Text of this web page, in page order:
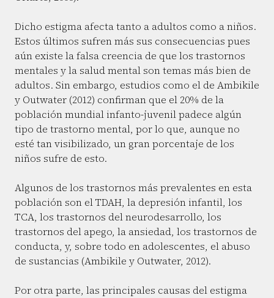
Dicho estigma afecta tanto a adultos como a niños.
Estos últimos sufren más sus consecuencias pues
aún existe la falsa creencia de que los trastornos
mentales y la salud mental son temas más bien de
adultos. Sin embargo, estudios como el de Ambikile
y Outwater (2012) confirman que el 20% de la
población mundial infanto-juvenil padece algún
tipo de trastorno mental, por lo que, aunque no
esté tan visibilizado, un gran porcentaje de los
niños sufre de esto.
Algunos de los trastornos más prevalentes en esta
población son el TDAH, la depresión infantil, los
TCA, los trastornos del neurodesarrollo, los
trastornos del apego, la ansiedad, los trastornos de
conducta, y, sobre todo en adolescentes, el abuso
de sustancias (Ambikile y Outwater, 2012).
Por otra parte, las principales causas del estigma